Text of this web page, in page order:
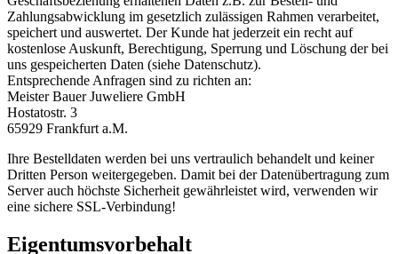
Zahlungsabwicklung im gesetzlich zulässigen Rahmen verarbeitet,
speichert und auswertet. Der Kunde hat jederzeit ein recht auf
kostenlose Auskunft, Berechtigung, Sperrung und Löschung der bei
uns gespeicherten Daten (siehe Datenschutz).
Entsprechende Anfragen sind zu richten an:
Meister Bauer Juweliere GmbH
Hostatostr. 3
65929 Frankfurt a.M.
Ihre Bestelldaten werden bei uns vertraulich behandelt und keiner
Dritten Person weitergegeben. Damit bei der Datenübertragung zum
Server auch höchste Sicherheit gewährleistet wird, verwenden wir
eine sichere SSL-Verbindung!
Eigentumsvorbehalt